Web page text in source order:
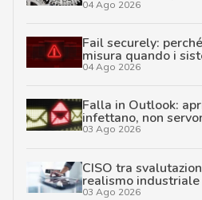
04 Ago 2026
Fail securely:
misura quando i
04 Ago 2026
Falla in Outlook:
infettano, non
03 Ago 2026
CISO tra
realismo industriale
03 Ago 2026